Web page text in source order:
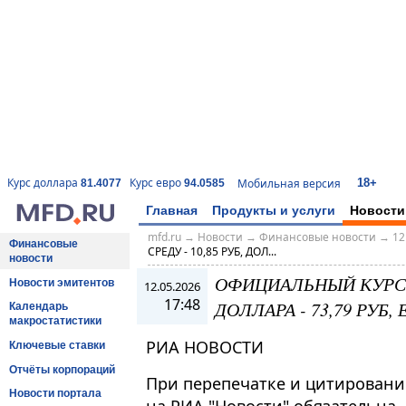
Курс доллара 81.4077 Курс евро 94.0585 Мобильная версия 18+
Главная Продукты и услуги Новости
Финансовые
новости
Новости эмитентов
Календарь
макростатистики
Ключевые ставки
Отчёты корпораций
Новости портала
mfd.ru→ Новости → Финансовые новости →
СРЕДУ - 10,85 РУБ, ДОЛ...
12.05.2026
17:48
ОФИЦИАЛЬНЫЙ КУРС
ДОЛЛАРА - 73,79 РУБ,
РИА НОВОСТИ
При перепечатке и